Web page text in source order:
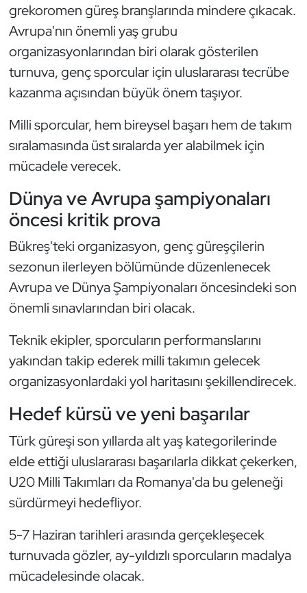
grekoromen güreş branşlarında mindere çıkacak.
Avrupa'nın önemli yaş grubu
organizasyonlarından biri olarak gösterilen
turnuva, genç sporcular için uluslararası tecrübe
kazanma açısından büyük önem taşıyor.
Milli sporcular, hem bireysel başarı hem de takım
sıralamasında üst sıralarda yer alabilmek için
mücadele verecek.
Dünya ve Avrupa şampiyonaları
öncesi kritik prova
Bükreş'teki organizasyon, genç güreşçilerin
sezonun ilerleyen bölümünde düzenlenecek
Avrupa ve Dünya Şampiyonaları öncesindeki son
önemli sınavlarından biri olacak.
Teknik ekipler, sporcuların performanslarını
yakından takip ederek milli takımın gelecek
organizasyonlardaki yol haritasını şekillendirecek.
Hedef kürsü ve yeni başarılar
Türk güreşi son yıllarda alt yaş kategorilerinde
elde ettiği uluslararası başarılarla dikkat çekerken,
U20 Milli Takımları da Romanya'da bu geleneği
sürdürmeyi hedefliyor.
5-7 Haziran tarihleri arasında gerçekleşecek
turnuvada gözler, ay-yıldızlı sporcuların madalya
mücadelesinde olacak.
Halter
Hava Sporları
Hentbol
İşitme Engelli Sporcular
Judo ve Kuraş
Kano ve Rafting
Karate
Kayak
Kempo
Kick Boks
Kürek
Masa Tenisi
Modern Pentatlon
Motor Sporları
Muay Thai
Okçuluk
Optimist